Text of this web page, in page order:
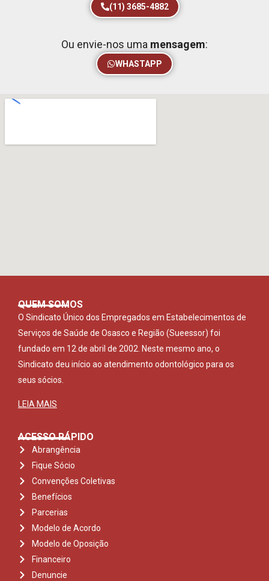
(11) 3685-4882
Ou envie-nos uma mensagem:
WHASTAPP
QUEM SOMOS
O Sindicato Único dos Empregados em Estabelecimentos de
Serviços de Saúde de Osasco e Região (Sueessor) foi
fundado em 12 de abril de 2002. Neste mesmo ano, o
Sindicato deu início ao atendimento odontológico para os
seus sócios.
LEIA MAIS
ACESSO RÁPIDO
Abrangência
Fique Sócio
Convenções Coletivas
Benefícios
Parcerias
Modelo de Acordo
Modelo de Oposição
Financeiro
Denuncie